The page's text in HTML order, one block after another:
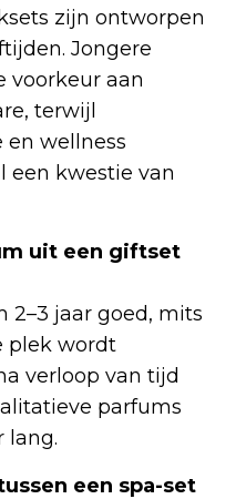
zijn ontworpen
Jongere
voorkeur aan
terwijl
en wellness
een kwestie van
uit een giftset
jaar goed, mits
plek wordt
verloop van tijd
parfums
lang.
een spa-set